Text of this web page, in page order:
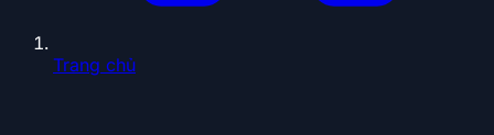
Trang chủ